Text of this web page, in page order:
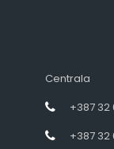
Centrala
+387 32
+387 32